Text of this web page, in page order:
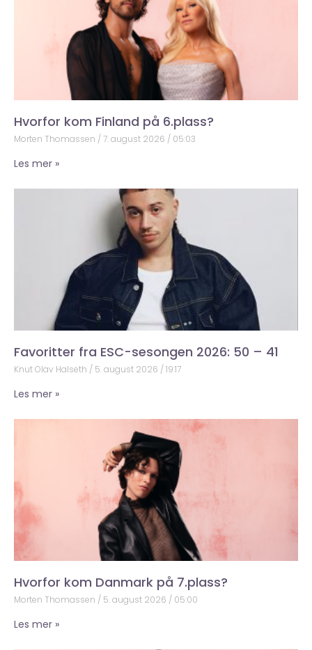
Hvorfor kom Finland på 6.plass?
Morten Thomassen 7. august 2026 05:03
Les mer »
Favoritter fra ESC-sesongen 2026: 50 – 41
Knut Olav Halseth 5. august 2026 19:17
Les mer »
Hvorfor kom Danmark på 7.plass?
Morten Thomassen 5. august 2026 05:00
Les mer »